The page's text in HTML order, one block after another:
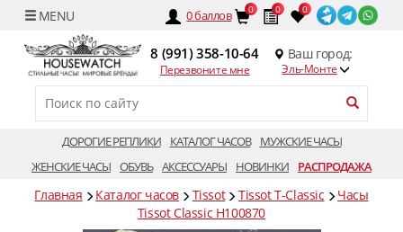
0баллов 0 0 0
8 (991) 358-10-64
Перезвоните мне
Ваш город:
Эль-Монте
ДОРОГИЕ РЕПЛИКИ КАТАЛОГ ЧАСОВ
МУЖСКИЕ ЧАСЫ
ЖЕНСКИЕ ЧАСЫ ОБУВЬ АКСЕССУАРЫ НОВИНКИ РАСПРОДАЖА
Главная Каталог часов Tissot Tissot T-Classic
Часы
Tissot Classic H100870